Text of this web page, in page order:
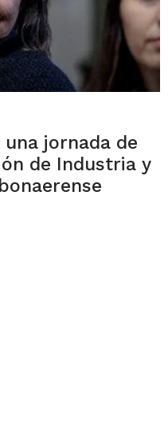
jornada de
de Industria y